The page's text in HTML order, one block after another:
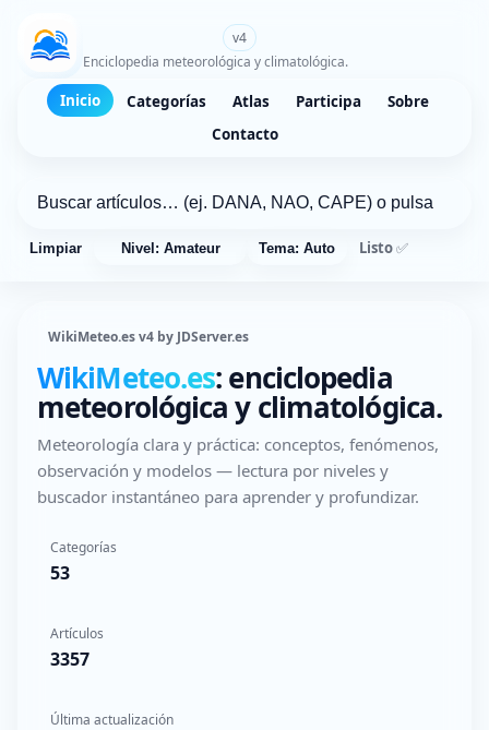
v4
Enciclopedia meteorológica y climatológica.
Inicio Categorías Atlas Participa
Sobre
Contacto
Limpiar Nivel: Amateur Tema: Auto Listo ✅
WikiMeteo.es v4 by JDServer.es
WikiMeteo.es: enciclopedia
meteorológica y climatológica.
Meteorología clara y práctica: conceptos, fenómenos,
observación y modelos — lectura por niveles y
buscador instantáneo para aprender y profundizar.
Categorías
53
Artículos
3357
Última actualización